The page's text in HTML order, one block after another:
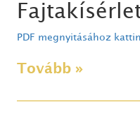
PDF megnyitásához
Tovább »